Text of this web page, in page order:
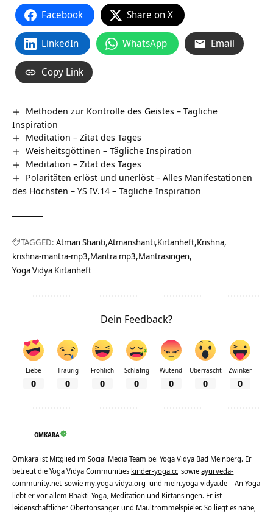
Facebook Share on X
LinkedIn WhatsApp Email
Copy Link
Methoden zur Kontrolle des Geistes – Tägliche
Inspiration
Meditation – Zitat des Tages
Weisheitsgöttinen – Tägliche Inspiration
Meditation – Zitat des Tages
Polaritäten erlöst und unerlöst – Alles Manifestationen
des Höchsten – YS IV.14 – Tägliche Inspiration
TAGGED: Atman Shanti Atmanshanti Kirtanheft Krishna
krishna-mantra-mp3 Mantra mp3 Mantrasingen
Yoga Vidya Kirtanheft
Dein Feedback?
Liebe
0
Traurig
0
Fröhlich
0
Schläfrig
0
Wütend
0
Überrascht
0
Zwinker
0
OMKARA
Omkara ist Mitglied im Social Media Team bei Yoga Vidya Bad Meinberg. Er
betreut die Yoga Vidya Communities kinder-yoga.cc sowieayurveda-
community.net sowie my.yoga-vidya.org und mein.yoga-vidya.de - An Yoga
liebt er vor allem Bhakti-Yoga, Meditation und Kirtansingen. Er ist
leidenschaftlicher Obertonsänger und Maultrommelspieler. So liegt es nahe,